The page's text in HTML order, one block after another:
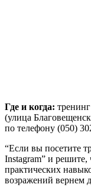
Где и когда:
(улица
по телефону (050)
“Если вы посетите
Instagram” и
практических
возражений вернем